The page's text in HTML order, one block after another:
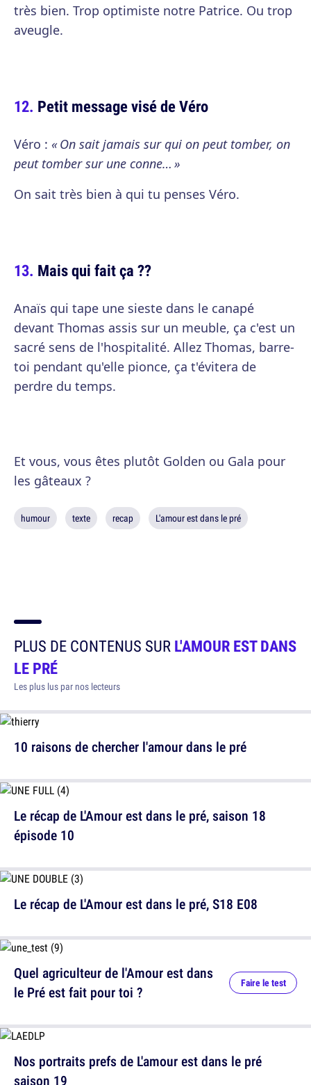
très bien. Trop optimiste notre Patrice. Ou trop
aveugle.
Petit message visé de Véro
Véro : « On sait jamais sur qui on peut tomber, on
peut tomber sur une conne… »
On sait très bien à qui tu penses Véro.
Mais qui fait ça ??
Anaïs qui tape une sieste dans le canapé
devant Thomas assis sur un meuble, ça c'est un
sacré sens de l'hospitalité. Allez Thomas, barre-
toi pendant qu'elle pionce, ça t'évitera de
perdre du temps.
Et vous, vous êtes plutôt Golden ou Gala pour
les gâteaux ?
humour texte recap L'amour est dans le pré
PLUS DE CONTENUS SURL'AMOUR EST DANS
LE PRÉ
Les plus lus par nos lecteurs
10 raisons de chercher l'amour dans le pré
Le récap de L'Amour est dans le pré, S18 E08
Nos portraits prefs de L'amour est dans le pré
saison 19
Le récap de L'Amour est dans le pré, saison 18
épisode 10
Quel agriculteur de l'Amour est dans
le Pré est fait pour toi ?
Faire le test